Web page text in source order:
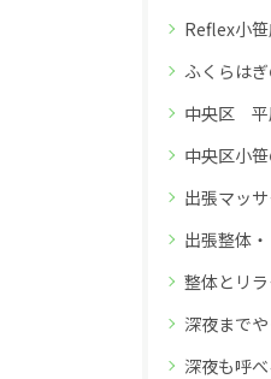
Reflex小
ふくらは
中央区 平
中央区小
出張マッ
出張整体
整体とリラクゼー
深夜までや
深夜も呼